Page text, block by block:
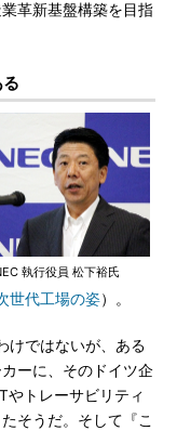
革新基盤構築を目指
執行役員 松下裕氏
世代工場の姿）。
けではないが、ある
ーに、そのドイツ企
やトレーサビリティ
そうだ。そして『こ